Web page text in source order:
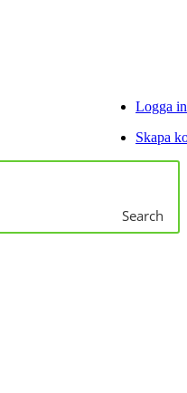
Logga in
Skapa
Search